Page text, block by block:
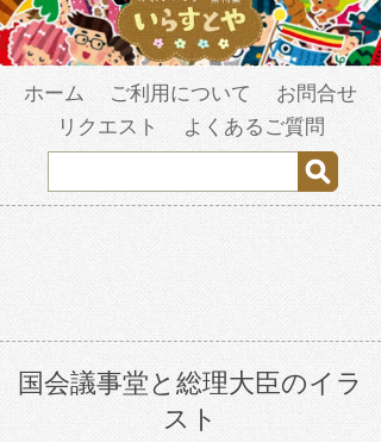
ホーム ご利用について
お問合せ
リクエスト
よくあるご質問
国会議事堂と総理大臣のイラ
スト